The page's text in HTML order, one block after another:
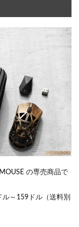
の専売商品で
～159ドル（送料別